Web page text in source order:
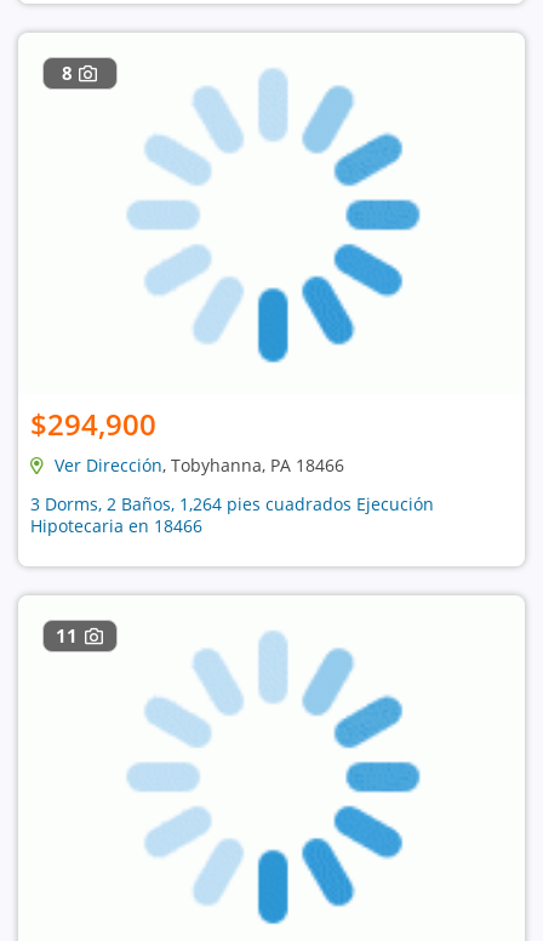
8
$294,900
Ver Dirección, Tobyhanna, PA 18466
3 Dorms, 2 Baños, 1,264 pies cuadrados Ejecución
Hipotecaria en 18466
11